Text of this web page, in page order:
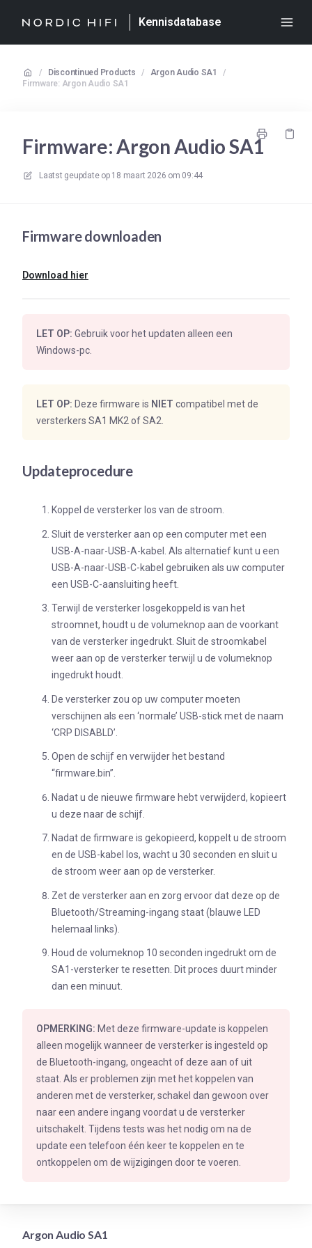
Kennisdatabase
/ Discontinued Products / Argon Audio SA1
/
Firmware: Argon Audio SA1
Firmware: Argon Audio SA1
Laatst geupdate op 18 maart 2026 om 09:44
Firmware downloaden
Download hier
LET OP: Gebruik voor het updaten alleen een
Windows-pc.
LET OP: Deze firmware is NIET compatibel met de
versterkers SA1 MK2 of SA2.
Updateprocedure
Koppel de versterker los van de stroom.
Sluit de versterker aan op een computer met een
USB-A-naar-USB-A-kabel. Als alternatief kunt u een
USB-A-naar-USB-C-kabel gebruiken als uw computer
een USB-C-aansluiting heeft.
Terwijl de versterker losgekoppeld is van het
stroomnet, houdt u de volumeknop aan de voorkant
van de versterker ingedrukt. Sluit de stroomkabel
weer aan op de versterker terwijl u de volumeknop
ingedrukt houdt.
De versterker zou op uw computer moeten
verschijnen als een ‘normale’ USB-stick met de naam
‘CRP DISABLD’.
Open de schijf en verwijder het bestand
“firmware.bin”.
Nadat u de nieuwe firmware hebt verwijderd, kopieert
u deze naar de schijf.
Nadat de firmware is gekopieerd, koppelt u de stroom
en de USB-kabel los, wacht u 30 seconden en sluit u
de stroom weer aan op de versterker.
Zet de versterker aan en zorg ervoor dat deze op de
Bluetooth/Streaming-ingang staat (blauwe LED
helemaal links).
Houd de volumeknop 10 seconden ingedrukt om de
SA1-versterker te resetten. Dit proces duurt minder
dan een minuut.
OPMERKING: Met deze firmware-update is koppelen
alleen mogelijk wanneer de versterker is ingesteld op
de Bluetooth-ingang, ongeacht of deze aan of uit
staat. Als er problemen zijn met het koppelen van
anderen met de versterker, schakel dan gewoon over
naar een andere ingang voordat u de versterker
uitschakelt. Tijdens tests was het nodig om na de
update een telefoon één keer te koppelen en te
ontkoppelen om de wijzigingen door te voeren.
Argon Audio SA1